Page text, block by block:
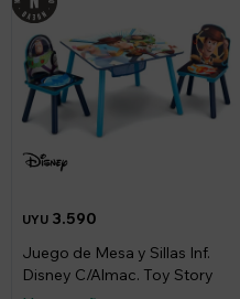
UYU 3.590
Juego de Mesa y Sillas Inf.
Disney C/Almac. Toy Story